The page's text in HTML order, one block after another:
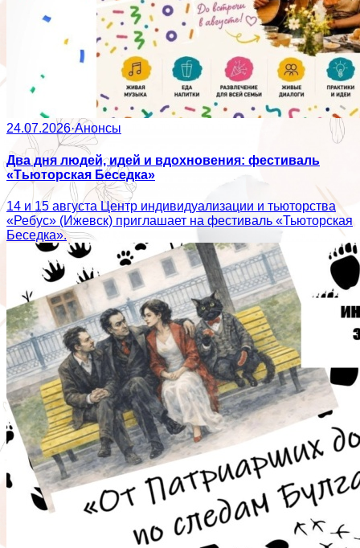
24.07.2026·Анонсы
Два дня людей, идей и вдохновения: фестиваль
«Тьюторская Беседка»
14 и 15 августа Центр индивидуализации и тьюторства
«Ребус» (Ижевск) приглашает на фестиваль «Тьюторская
Беседка».